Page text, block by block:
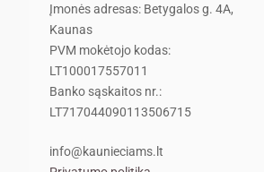
Įmonės adresas: Betygalos g. 4A,
Kaunas
PVM mokėtojo kodas:
LT100017557011
Banko sąskaitos nr.:
LT717044090113506715
info@kaunieciams.lt